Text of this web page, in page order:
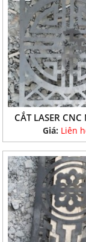
CẮT LASER
Giá: Liên